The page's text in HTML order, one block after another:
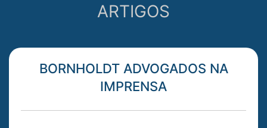
ARTIGOS
BORNHOLDT ADVOGADOS NA
IMPRENSA